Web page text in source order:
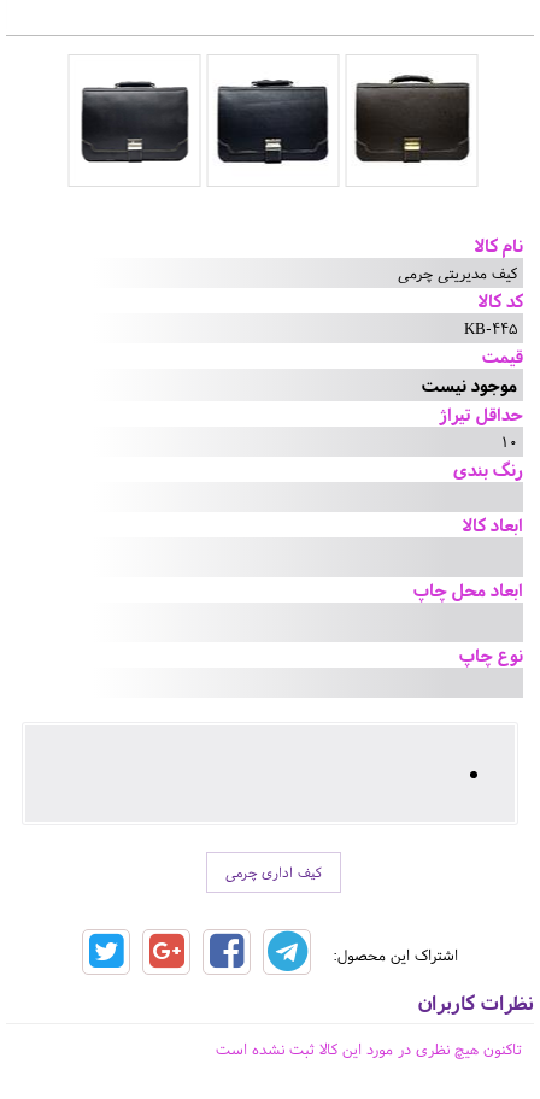
نام کالا
کیف مدیریتی چرمی
کد کالا
KB-445
قیمت
موجود نیست
حداقل تیراژ
10
رنگ بندی
ابعاد کالا
ابعاد محل چاپ
نوع چاپ
کیف اداری چرمی
اشتراک این محصول:
نظرات کاربران
تاکنون هیچ نظری در مورد این کالا ثبت نشده است